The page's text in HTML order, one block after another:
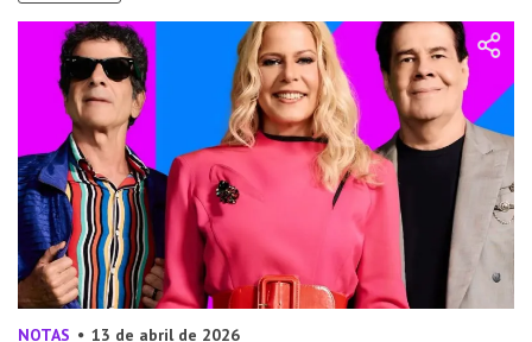
NOTAS 13 de abril de 2026